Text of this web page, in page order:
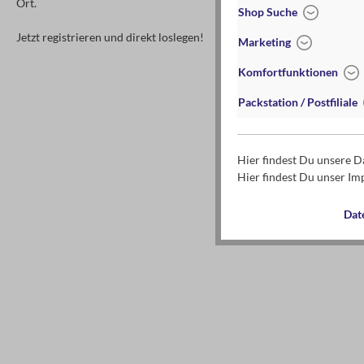
Ort.
Jetzt registrieren und direkt loslegen!
Shop Suche
Marketing
Komfortfunktionen
Packstation / Postfiliale
Hier findest Du unsere
Hier findest Du unser